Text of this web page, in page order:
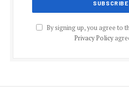
By signing up, you agree to
Privacy Policy